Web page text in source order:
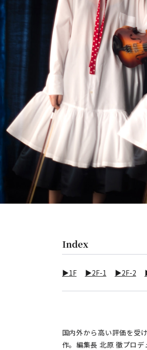
Index
▶1F ▶2F-1 ▶2F-2
国内外から高い評価を受
作。編集長 北原 徹プロ